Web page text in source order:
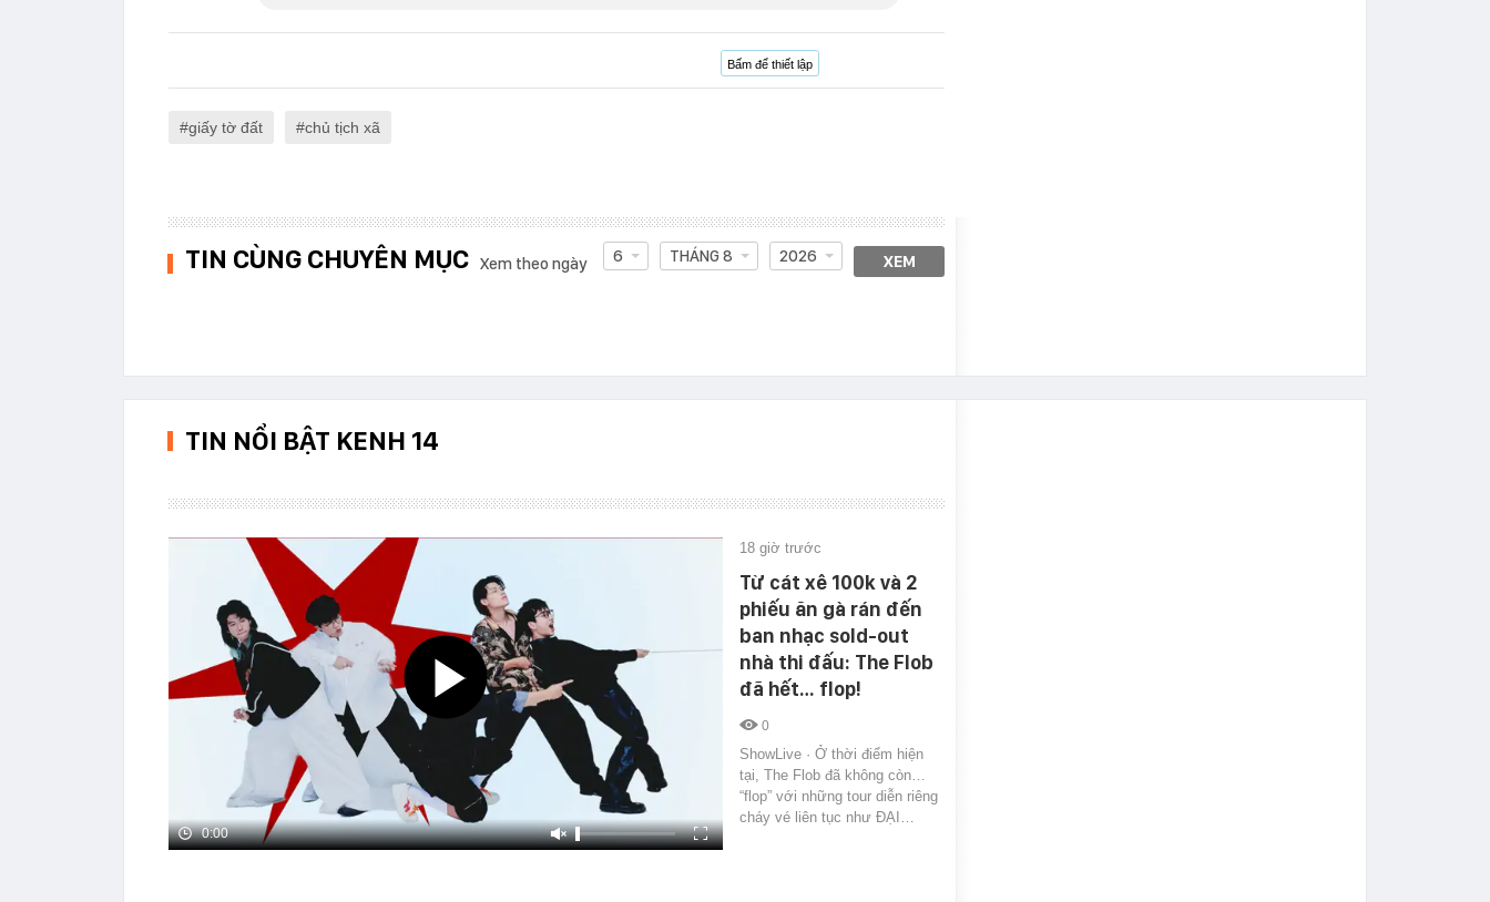
Bấm để thiết lập
giấy tờ đất chủ tịch xã
TIN CÙNG CHUYÊN MỤC Xem theo ngày 6 THÁNG 8 2026 XEM
TIN NỔI BẬT KENH 14
0:00
18 giờ trước
Từ cát xê 100k và 2
phiếu ăn gà rán đến
ban nhạc sold-out
nhà thi đấu: The Flob
đã hết… flop!
0
ShowLive · Ở thời điểm hiện
tại, The Flob đã không còn…
“flop” với những tour diễn riêng
cháy vé liên tục như ĐẠI…